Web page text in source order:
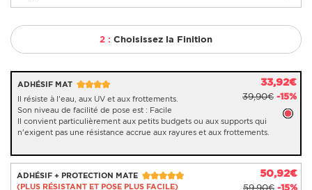
2 : Choisissez la Finition
ADHÉSIF MAT 33,92€
39,90€ -15%
Il résiste à l'eau, aux UV et aux frottements.
Son niveau de facilité de pose est : Facile
Il convient particulièrement aux petits budgets ou aux supports qui
n'exigent pas une résistance accrue aux rayures et aux frottements.
ADHÉSIF + PROTECTION MATE
(PLUS RÉSISTANT ET POSE PLUS FACILE)
50,92€
59,90€ -15%